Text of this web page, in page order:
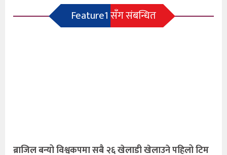
Feature1 सँग संबन्धित
ब्राजिल बन्यो विश्वकपमा सबै २६ खेलाडी खेलाउने पहिलो टिम